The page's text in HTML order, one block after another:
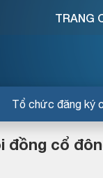
Tổ chức đăng ký
TRANG
đồng cổ